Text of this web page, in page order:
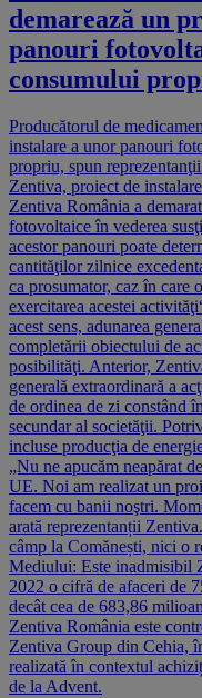
demarează un
panouri
consumului
Producătorul de
instalare a unor panouri
propriu, spun
Zentiva, proiect de
Zentiva România a
fotovoltaice în vederea
acestor panouri poate
cantităţilor zilnice
ca prosumator, caz în care
exercitarea acestei
acest sens, adunarea
completării obiectului de
posibilităţi. Anterior,
generală extra­or­dinară a
de ordinea de zi constând
secundar al societăţii.
incluse producţia de
„Nu ne apucăm neapărat
UE. Noi am realizat un
facem cu banii noştri.
arată reprezentanții
câmp la Comănești, nici o
Mediului: Este inadmisibil
2022 o cifră de afaceri de
decât cea de 683,86
Zentiva România este
Zentiva Group din Cehia,
realizată în contextul
de la Advent.